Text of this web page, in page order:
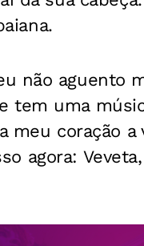
não aguento
tem uma
meu coração a
agora: